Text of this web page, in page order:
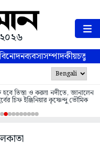
ব্যবসাসম্পাদকীয়
তিস্তা ও করলা নদীতে, জানালেন
চিফ ইঞ্জিনিয়ার কৃষ্ণেন্দু ভৌমিক